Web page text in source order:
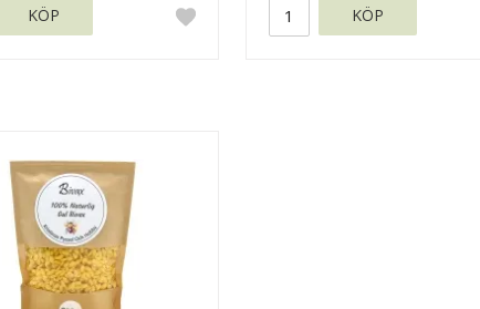
KÖP KÖP